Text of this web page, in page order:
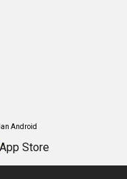
Android